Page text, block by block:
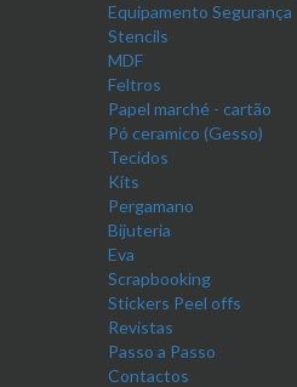
Equipamento Segurança
Stencils
MDF
Feltros
Papel marché - cartão
Pó ceramico (Gesso)
Tecidos
Kits
Pergamano
Bijuteria
Eva
Scrapbooking
Stickers Peel offs
Revistas
Passo a Passo
Contactos